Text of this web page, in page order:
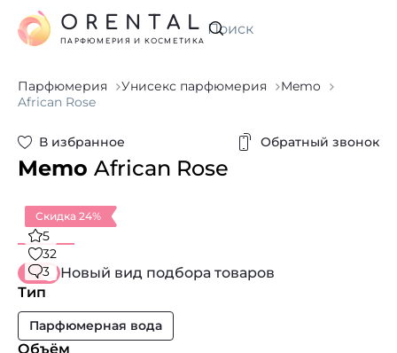
Искать
ORENTAL
ПАРФЮМЕРИЯ И КОСМЕТИКА
Парфюмерия Унисекс парфюмерия
Memo
African Rose
В избранное Обратный звонок
Memo African Rose
Скидка 24%
5
32
3
Новый вид подбора товаров
Тип
Парфюмерная вода
Объём